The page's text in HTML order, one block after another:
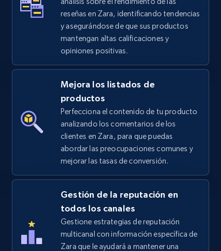
URL, Title, Available, Description, Currency, Initial
price, Final price, Discount percent, and more.
667+ Comenzar ahora
Amazon sellers info
Seller id, URL, Seller name, Description, Detailed
info, Stars, Feedbacks, Return policy, and more.
378+ Comenzar ahora
URL, Product id, Title, Seller name, Seller rating,
Seller reviews, Breadcrumbs, Root category, and
more.
reseñas en Zara, identificando tendencias
y asegurándose de que sus productos
mantengan altas calificaciones y
opiniones positivas.
Mejora los listados de
productos
Perfecciona el contenido de tu producto
analizando los comentarios de los
clientes en Zara, para que puedas
abordar las preocupaciones comunes y
mejorar las tasas de conversión.
Gestión de la reputación en
todos los canales
Gestione estrategias de reputación
multicanal con información específica de
Zara que le ayudará a mantener una